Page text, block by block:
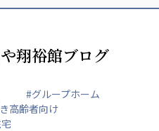
翔裕館ブログ
#グループホーム
高齢者向け